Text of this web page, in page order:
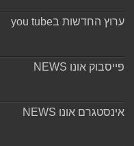
ערוץ החדשות בyou tube
פייסבוק אונו NEWS
אינסטגרם אונו NEWS